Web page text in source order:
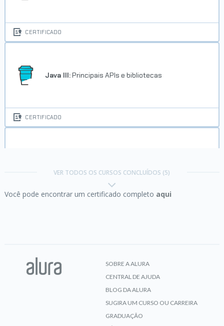
CERTIFICADO
Java III: Principais APIs e bibliotecas
CERTIFICADO
VER TODOS OS CURSOS CONCLUÍDOS (5)
Você pode encontrar um certificado completo aqui
SOBRE A ALURA
CENTRAL DE AJUDA
BLOG DA ALURA
SUGIRA UM CURSO OU CARREIRA
GRADUAÇÃO